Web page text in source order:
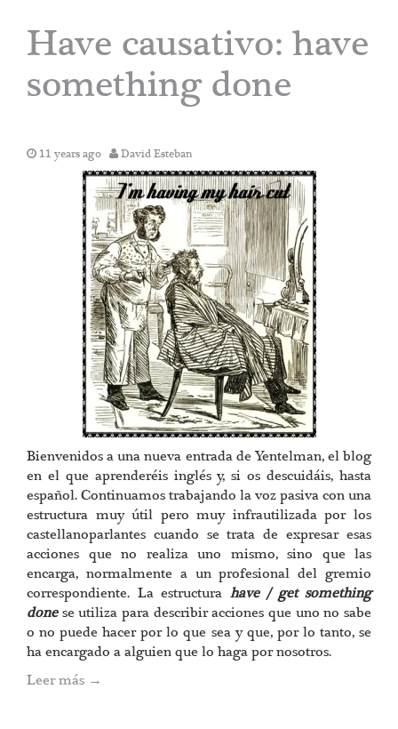
Have causativo: have
something done
11 years ago David Esteban
Bienvenidos a una nueva entrada de Yentelman, el blog
en el que aprenderéis inglés y, si os descuidáis, hasta
español. Continuamos trabajando la voz pasiva con una
estructura muy útil pero muy infrautilizada por los
castellanoparlantes cuando se trata de expresar esas
acciones que no realiza uno mismo, sino que las
encarga, normalmente a un profesional del gremio
correspondiente. La estructura have / get something
done se utiliza para describir acciones que uno no sabe
o no puede hacer por lo que sea y que, por lo tanto, se
ha encargado a alguien que lo haga por nosotros.
Leer más →